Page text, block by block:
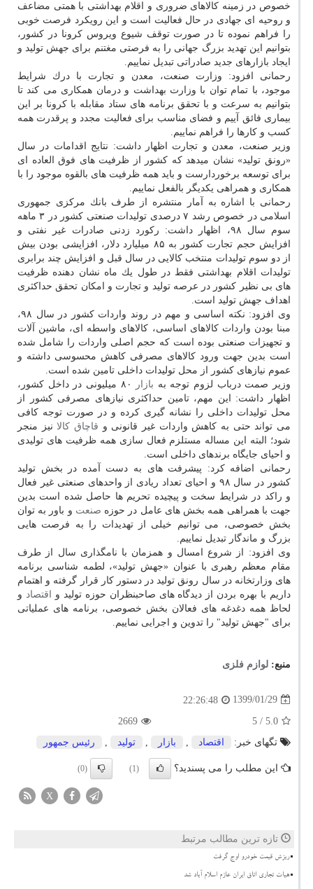
خصوص در زمینه كالاهای ضروری و اقلام بهداشتی با همتی مضاعف
و روحیه ای جهادی در حال فعالیت است و این رویكرد فرصت خوبی
را فراهم نموده تا در صورت توقف شیوع ویروس كرونا در كشور،
بتوانیم این تهدید بزرگ جهانی را به فرصتی مغتنم برای جهش تولید و
ایجاد بازارهای جدید صادراتی تبدیل نماییم.
رحمانی افزود: وزارت صنعت، معدن و تجارت با درك شرایط
موجود، با تمام توان با وزارت بهداشت و درمان همكاری می كند تا
بتوانیم به سرعت و با تحقق برنامه های ستاد مقابله با كرونا بر این
بیماری فائق آییم و فضای مناسب برای فعالیت مجدد و پرقدرت همه
كسب و كارها را فراهم نماییم.
وزیر صنعت، معدن و تجارت اظهار داشت: نتایج اقدامات در سال
«رونق تولید» نشان میدهد كه كشور از ظرفیت های فوق العاده ای
برای توسعه برخوردارست و باید همه ظرفیت های بالقوه موجود را با
همكاری و همراهی یكدیگر بالفعل نماییم.
رحمانی با اشاره به آمار منتشره از طرف بانك مركزی جمهوری
اسلامی در خصوص رشد ۷ درصدی تولیدات صنعتی كشور در ۳ ماهه
سوم سال ۹۸، اظهار داشت: ركورد زدنی صادرات غیر نفتی و
افزایش حجم تجارت كشور به ۸۵ میلیارد دلار، افزایشی بودن بیش
از دو سوم تولیدات منتخب كالایی در سال قبل و افزایش چند برابری
تولیدات اقلام بهداشتی فقط در طول یك ماه نشان دهنده ظرفیت
های بی نظیر كشور در عرصه تولید و تجارت و امكان تحقق حداكثری
اهداف جهش تولید است.
وی افزود: نكته اساسی و مهم در روند واردات كشور در سال ۹۸،
مبنا بودن واردات كالاهای اساسی، كالاهای واسطه ای، ماشین آلات
و تجهیزات صنعتی بوده است كه حجم اصلی واردات را شامل شده
است بدین جهت ورود كالاهای مصرفی كاهش محسوسی داشته و
عموم نیازهای كشور از محل تولیدات داخلی تامین شده است.
وزیر صمت درباب لزوم توجه به بازار
۸۰ میلیونی در داخل كشور،
اظهار داشت: این مهم، تامین حداكثری نیازهای مصرفی كشور از
محل تولیدات داخلی را نشانه گیری كرده و در صورت توجه كافی
می تواند حتی به كاهش واردات غیر قانونی و قاچاق كالانیز منجر
شود؛ البته این مساله مستلزم فعال سازی همه ظرفیت های تولیدی
و احیای جایگاه برندهای داخلی است.
رحمانی اضافه كرد: پیشرفت های به دست آمده در بخش تولید
كشور در سال ۹۸ و احیای تعداد ریادی از واحدهای صنعتی غیر فعال
و راكد در شرایط سخت و پیچیده تحریم ها حاصل شده است بدین
جهت با همراهی همه بخش های عامل در حوزه صنعت و باور به توان
بخش خصوصی، می توانیم خیلی از تهدیدات را به فرصت هایی
بزرگ و ماندگار تبدیل نماییم.
وی افزود: از شروع امسال و همزمان با نامگذاری سال از طرف
مقام معظم رهبری با عنوان «جهش تولید»، لطمه شناسی برنامه
های وزارتخانه در سال رونق تولید در دستور كار قرار گرفته و اهتمام
داریم با بهره بردن از دیدگاه های صاحبنظران حوزه تولید و
اقتصاد و
لحاظ همه دغدغه های فعالان بخش خصوصی، برنامه های عملیاتی
برای "جهش تولید" را تدوین و اجرایی نماییم.
منبع: لوازم فلزی
1399/01/29
22:26:48
5.0
/ 5
2669
تگهای خبر:
اقتصاد , بازار , تولید , رئیس جمهور
این مطلب را می پسندید؟ (1)
(0)
X
تازه ترین مطالب مرتبط
ریزش قیمت خودرو اوج گرفت
هیات تجاری اتاق ایران عازم اسلام آباد شد